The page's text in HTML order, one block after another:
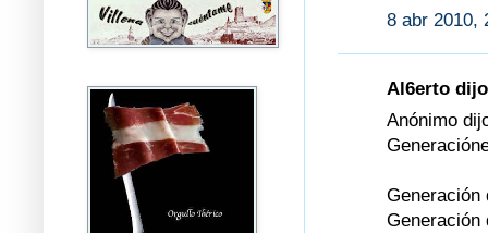
8 abr 2010,
Al6erto
Anónimo
Generación
Generación